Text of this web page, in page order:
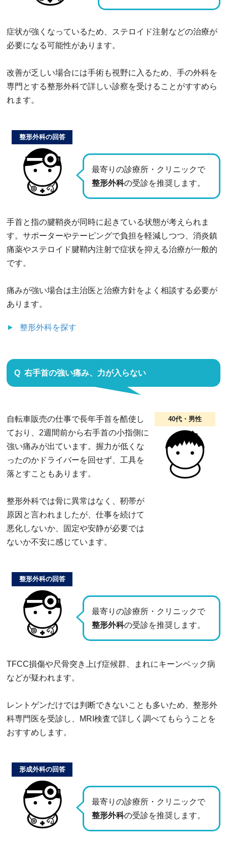
症状が強くなっているため、ステロイド注射などの治療が
必要になる可能性があります。
改善が乏しい場合には手術も視野に入るため、手の外科を
専門とする整形外科で詳しい診察を受けることがすすめら
れます。
最寄りの診療所・クリニックで
整形外科の受診を推奨します。
整形外科の回答
手首と指の腱鞘炎が同時に起きている状態が考えられま
す。サポーターやテーピングで負担を軽減しつつ、消炎鎮
痛薬やステロイド腱鞘内注射で症状を抑える治療が一般的
です。
痛みが強い場合は主治医と治療方針をよく相談する必要が
あります。
整形外科を探す
右手首の強い痛み、力が入らない
40代・男性
自転車販売の仕事で長年手首を酷使し
ており、2週間前から右手首の小指側に
強い痛みが出ています。握力が低くな
ったのかドライバーを回せず、工具を
落とすこともあります。
整形外科では骨に異常はなく、靭帯が
原因と言われましたが、仕事を続けて
悪化しないか、固定や安静が必要では
ないか不安に感じています。
最寄りの診療所・クリニックで
整形外科の受診を推奨します。
整形外科の回答
TFCC損傷や尺骨突き上げ症候群、まれにキーンベック病
などが疑われます。
レントゲンだけでは判断できないことも多いため、整形外
科専門医を受診し、MRI検査で詳しく調べてもらうことを
おすすめします。
最寄りの診療所・クリニックで
整形外科の受診を推奨します。
形成外科の回答